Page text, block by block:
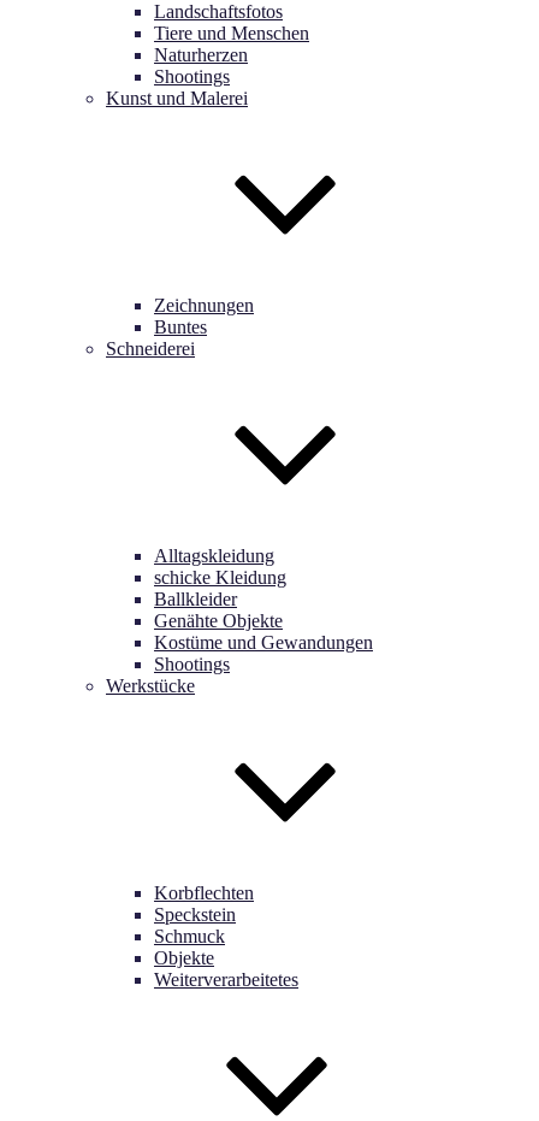
Landschaftsfotos
Tiere und Menschen
Naturherzen
Shootings
Kunst und Malerei
Zeichnungen
Buntes
Schneiderei
Alltagskleidung
schicke Kleidung
Ballkleider
Genähte Objekte
Kostüme und Gewandungen
Shootings
Werkstücke
Korbflechten
Speckstein
Schmuck
Objekte
Weiterverarbeitetes